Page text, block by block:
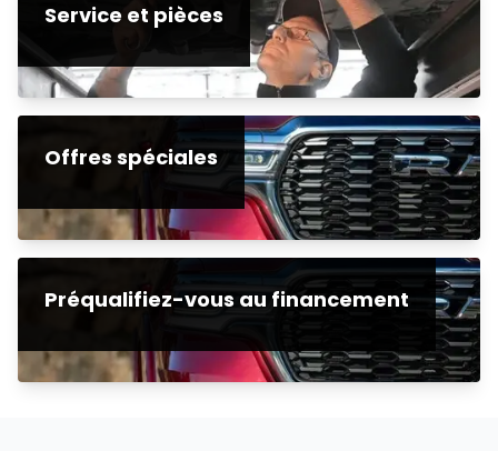
Service et pièces
Offres spéciales
Préqualifiez-vous au financement